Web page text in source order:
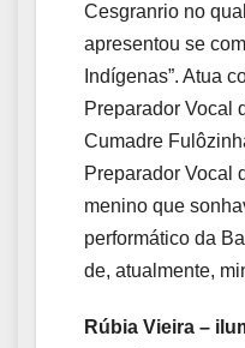
Cesgranrio no
apresentou se
Indígenas”. Atua
Preparador Vocal
Cumadre
Preparador Vocal
menino que
performático da
de, atualmente,
Rúbia Vieira –